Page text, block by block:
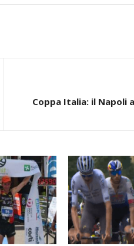
Coppa Italia: il Napoli